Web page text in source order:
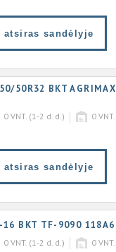
atsiras sandėlyje
50R32 BKT
0 VNT. (1-2 d. d.) 0
atsiras sandėlyje
16 BKT TF-9090
0 VNT. (1-2 d. d.) 0